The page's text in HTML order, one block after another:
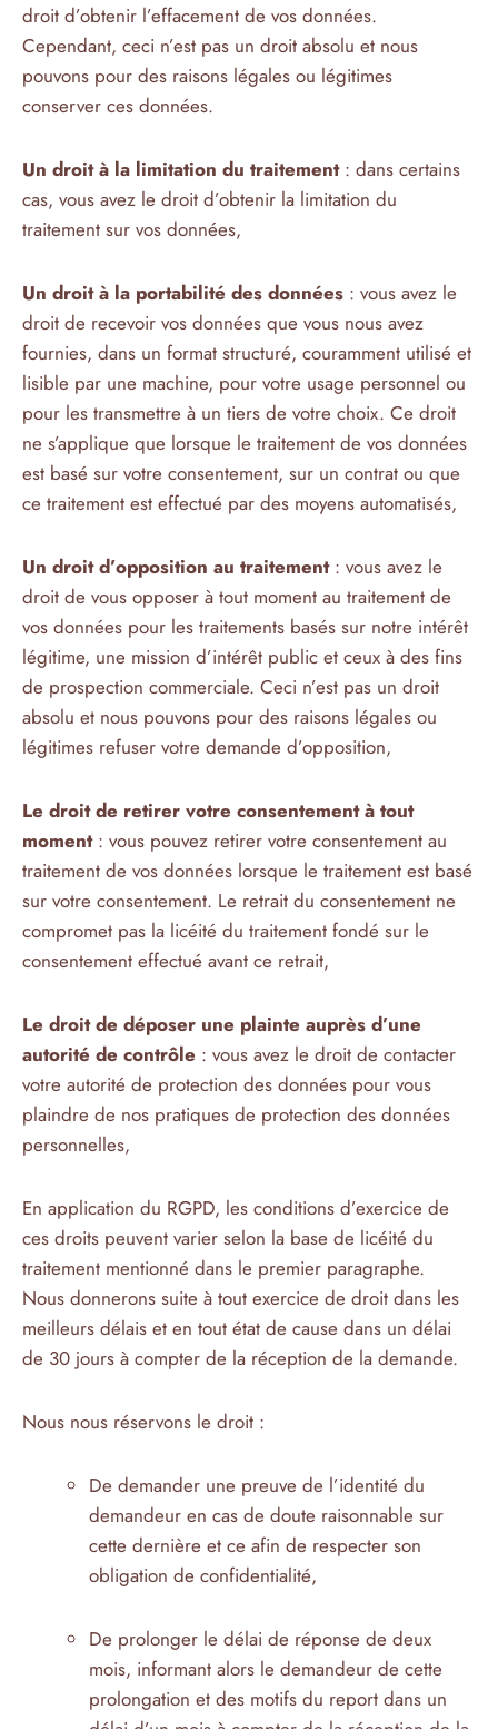
droit d’obtenir l’effacement de vos données.
Cependant, ceci n’est pas un droit absolu et nous
pouvons pour des raisons légales ou légitimes
conserver ces données.
Un droit à la limitation du traitement: dans certains
cas, vous avez le droit d’obtenir la limitation du
traitement sur vos données,
Un droit à la portabilité des données : vous avez le
droit de recevoir vos données que vous nous avez
fournies, dans un format structuré, couramment utilisé et
lisible par une machine, pour votre usage personnel ou
pour les transmettre à un tiers de votre choix. Ce droit
ne s’applique que lorsque le traitement de vos données
est basé sur votre consentement, sur un contrat ou que
ce traitement est effectué par des moyens automatisés,
Un droit d’opposition au traitement: vous avez le
droit de vous opposer à tout moment au traitement de
vos données pour les traitements basés sur notre intérêt
légitime, une mission d’intérêt public et ceux à des fins
de prospection commerciale. Ceci n’est pas un droit
absolu et nous pouvons pour des raisons légales ou
légitimes refuser votre demande d’opposition,
Le droit de retirer votre consentement à tout
moment: vous pouvez retirer votre consentement au
traitement de vos données lorsque le traitement est basé
sur votre consentement. Le retrait du consentement ne
compromet pas la licéité du traitement fondé sur le
consentement effectué avant ce retrait,
Le droit de déposer une plainte auprès d’une
autorité de contrôle : vous avez le droit de contacter
votre autorité de protection des données pour vous
plaindre de nos pratiques de protection des données
personnelles,
En application du RGPD, les conditions d’exercice de
ces droits peuvent varier selon la base de licéité du
traitement mentionné dans le premier paragraphe.
Nous donnerons suite à tout exercice de droit dans les
meilleurs délais et en tout état de cause dans un délai
de 30 jours à compter de la réception de la demande.
Nous nous réservons le droit :
De demander une preuve de l’identité du
demandeur en cas de doute raisonnable sur
cette dernière et ce afin de respecter son
obligation de confidentialité,
De prolonger le délai de réponse de deux
mois, informant alors le demandeur de cette
prolongation et des motifs du report dans un